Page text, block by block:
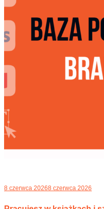
8 czerwca 20268 czerwca 2026